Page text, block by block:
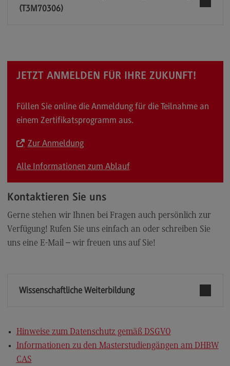
(T3M70306)
JETZT ANMELDEN FÜR IHRE ZUKUNFT!
Füllen Sie online die Anmeldung für die Teilnahme an
einem Zertifikatsprogramm aus.
Zur Anmeldung
Alle Informationen zum Ablauf
Kontaktieren Sie uns
Gerne stehen wir Ihnen bei Fragen auch persönlich zur
Verfügung! Rufen Sie uns einfach an oder schreiben Sie
uns eine E-Mail – wir freuen uns auf Sie!
Wissenschaftliche Weiterbildung
Hinweise zum Datenschutz gemäß DSGVO
Informationen zu den Masterstudiengängen am DHBW
CAS